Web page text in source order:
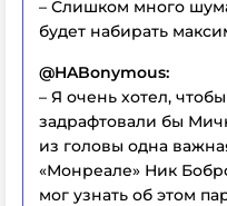
– Слишком много
будет набирать
@HABonymous:
– Я очень хотел,
задрафтовали бы
из головы одна
«Монреале» Ник
мог узнать об этом